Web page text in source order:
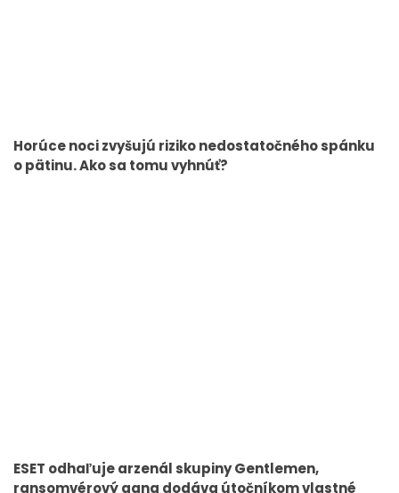
Horúce noci zvyšujú riziko nedostatočného spánku
o pätinu. Ako sa tomu vyhnúť?
ESET odhaľuje arzenál skupiny Gentlemen,
ransomvérový gang dodáva útočníkom vlastné